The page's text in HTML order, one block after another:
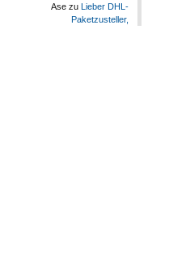
Asezu Lieber DHL-
Paketzusteller,